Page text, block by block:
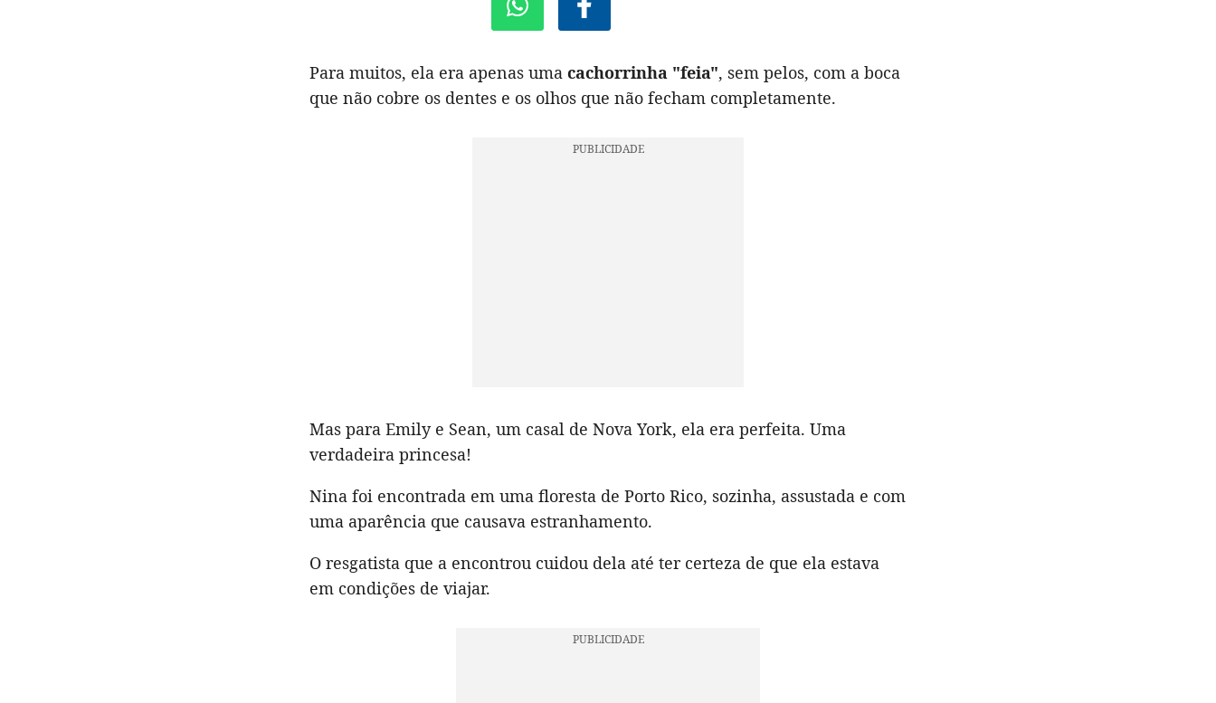
Para muitos, ela era apenas uma cachorrinha "feia", sem pelos, com a boca
que não cobre os dentes e os olhos que não fecham completamente.
Mas para Emily e Sean, um casal de Nova York, ela era perfeita. Uma
verdadeira princesa!
Nina foi encontrada em uma floresta de Porto Rico, sozinha, assustada e com
uma aparência que causava estranhamento.
O resgatista que a encontrou cuidou dela até ter certeza de que ela estava
em condições de viajar.